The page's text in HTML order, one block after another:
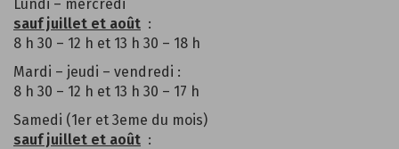
Lundi – mercredi
sauf juillet et août :
8 h 30 – 12 h et 13 h 30 – 18 h
Mardi – jeudi – vendredi :
8 h 30 – 12 h et 13 h 30 – 17 h
Samedi (1er et 3eme du mois)
sauf juillet et août :